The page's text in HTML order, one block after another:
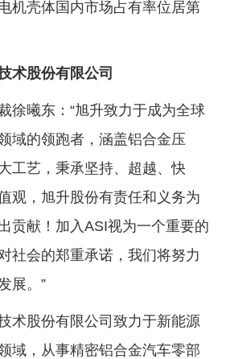
机壳体国内市场占有率位居第
术股份有限公司
徐曦东：“旭升致力于成为全球
域的领跑者，涵盖铝合金压
工艺，秉承坚持、超越、快
观，旭升股份有责任和义务为
贡献！加入ASI视为一个重要的
社会的郑重承诺，我们将努力
展。”
术股份有限公司致力于新能源
域，从事精密铝合金汽车零部